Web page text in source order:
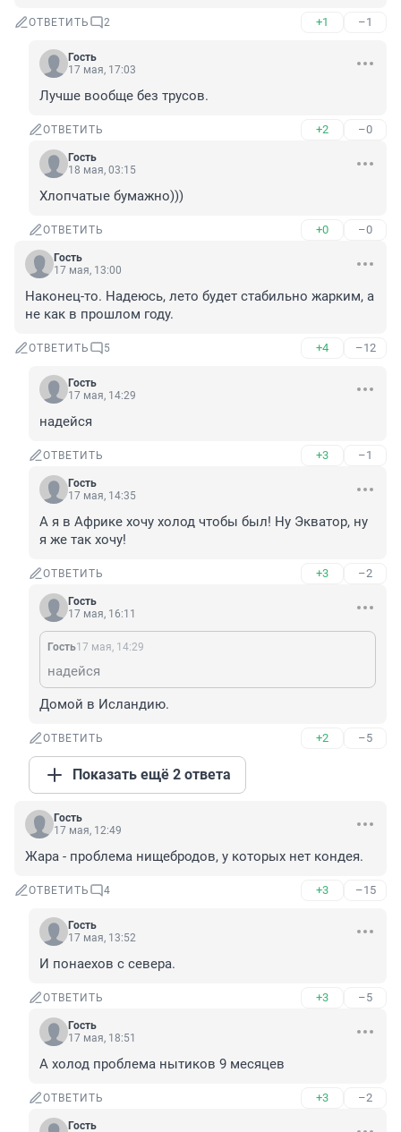
ОТВЕТИТЬ 2 +1 –1
Гость
17 мая, 17:03
Лучше вообще без трусов.
ОТВЕТИТЬ +2 –0
Гость
18 мая, 03:15
Хлопчатые бумажно)))
ОТВЕТИТЬ +0 –0
Гость
17 мая, 13:00
Наконец-то. Надеюсь, лето будет стабильно жарким, а
не как в прошлом году.
ОТВЕТИТЬ 5 +4 –12
Гость
17 мая, 14:29
надейся
ОТВЕТИТЬ +3 –1
Гость
17 мая, 14:35
А я в Африке хочу холод чтобы был! Ну Экватор, ну
я же так хочу!
ОТВЕТИТЬ +3 –2
Гость
17 мая, 16:11
Гость17 мая, 14:29
надейся
Домой в Исландию.
ОТВЕТИТЬ +2 –5
Показать ещё 2 ответа
Гость
17 мая, 12:49
Жара - проблема нищебродов, у которых нет кондея.
ОТВЕТИТЬ 4 +3 –15
Гость
17 мая, 13:52
И понаехов с севера.
ОТВЕТИТЬ +3 –5
Гость
17 мая, 18:51
А холод проблема нытиков 9 месяцев
ОТВЕТИТЬ +3 –2
Гость